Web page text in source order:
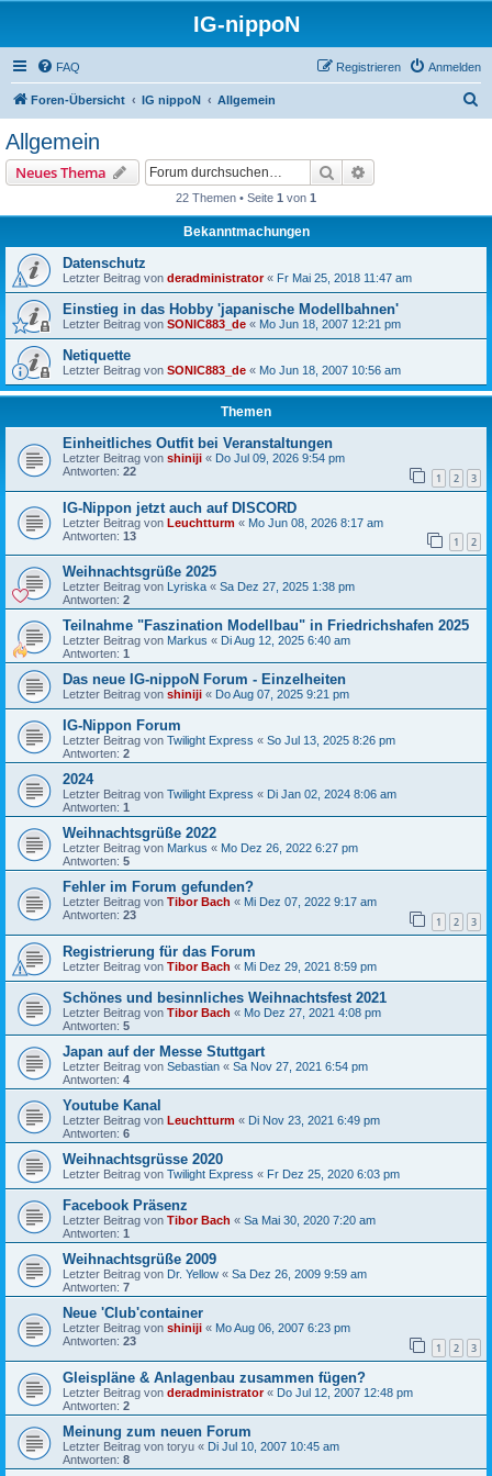
IG-nippoN
FAQ Anmelden
Registrieren
Foren-Übersicht IG nippoN Allgemein
Allgemein
Neues Thema Suche
22 Themen • Seite 1 von 1
Bekanntmachungen
Datenschutz
Letzter Beitrag von deradministrator« Fr Mai 25, 2018 11:47 am
Einstieg in das Hobby 'japanische Modellbahnen'
Letzter Beitrag von SONIC883_de « Mo Jun 18, 2007 12:21 pm
Netiquette
Letzter Beitrag von SONIC883_de « Mo Jun 18, 2007 10:56 am
Themen
Einheitliches Outfit bei Veranstaltungen
Letzter Beitrag von shiniji « Do Jul 09, 2026 9:54 pm
Antworten: 22 1 2 3
IG-Nippon jetzt auch auf DISCORD
Letzter Beitrag von Leuchtturm « Mo Jun 08, 2026 8:17 am
Antworten: 13 1 2
Weihnachtsgrüße 2025
Letzter Beitrag von Lyriska « Sa Dez 27, 2025 1:38 pm
Antworten: 2
Teilnahme "Faszination Modellbau" in Friedrichshafen 2025
Letzter Beitrag von Markus « Di Aug 12, 2025 6:40 am
Antworten: 1
Das neue IG-nippoN Forum - Einzelheiten
Letzter Beitrag von shiniji « Do Aug 07, 2025 9:21 pm
IG-Nippon Forum
Letzter Beitrag von Twilight Express « So Jul 13, 2025 8:26 pm
Antworten: 2
2024
Letzter Beitrag von Twilight Express « Di Jan 02, 2024 8:06 am
Antworten: 1
Weihnachtsgrüße 2022
Letzter Beitrag von Markus « Mo Dez 26, 2022 6:27 pm
Antworten: 5
Fehler im Forum gefunden?
Letzter Beitrag von Tibor Bach « Mi Dez 07, 2022 9:17 am
Antworten: 23 1 2 3
Registrierung für das Forum
Letzter Beitrag von Tibor Bach « Mi Dez 29, 2021 8:59 pm
Schönes und besinnliches Weihnachtsfest 2021
Letzter Beitrag von Tibor Bach « Mo Dez 27, 2021 4:08 pm
Antworten: 5
Japan auf der Messe Stuttgart
Letzter Beitrag von Sebastian « Sa Nov 27, 2021 6:54 pm
Antworten: 4
Youtube Kanal
Letzter Beitrag von Leuchtturm « Di Nov 23, 2021 6:49 pm
Antworten: 6
Weihnachtsgrüsse 2020
Letzter Beitrag von Twilight Express « Fr Dez 25, 2020 6:03 pm
Facebook Präsenz
Letzter Beitrag von Tibor Bach « Sa Mai 30, 2020 7:20 am
Antworten: 1
Weihnachtsgrüße 2009
Letzter Beitrag von Dr. Yellow « Sa Dez 26, 2009 9:59 am
Antworten: 7
Neue 'Club'container
Letzter Beitrag von shiniji « Mo Aug 06, 2007 6:23 pm
Antworten: 23 1 2 3
Gleispläne & Anlagenbau zusammen fügen?
Letzter Beitrag von deradministrator« Do Jul 12, 2007 12:48 pm
Antworten: 2
Meinung zum neuen Forum
Letzter Beitrag von toryu « Di Jul 10, 2007 10:45 am
Antworten: 8